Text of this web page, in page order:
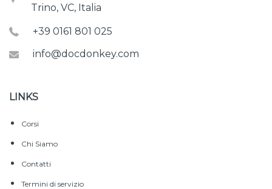
Trino, VC, Italia
+39 0161 801 025
info@docdonkey.com
LINKS
Corsi
Chi Siamo
Contatti
Termini di servizio